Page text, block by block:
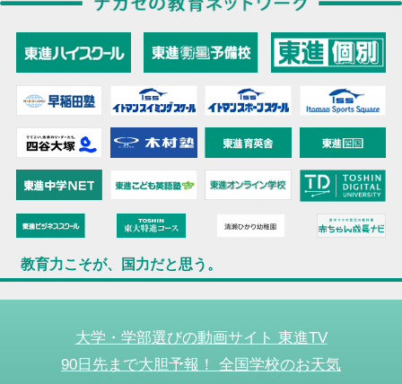
教育力こそが、国力だと思う。
大学・学部選びの動画サイト 東進TV
90日先まで大胆予報！ 全国学校のお天気